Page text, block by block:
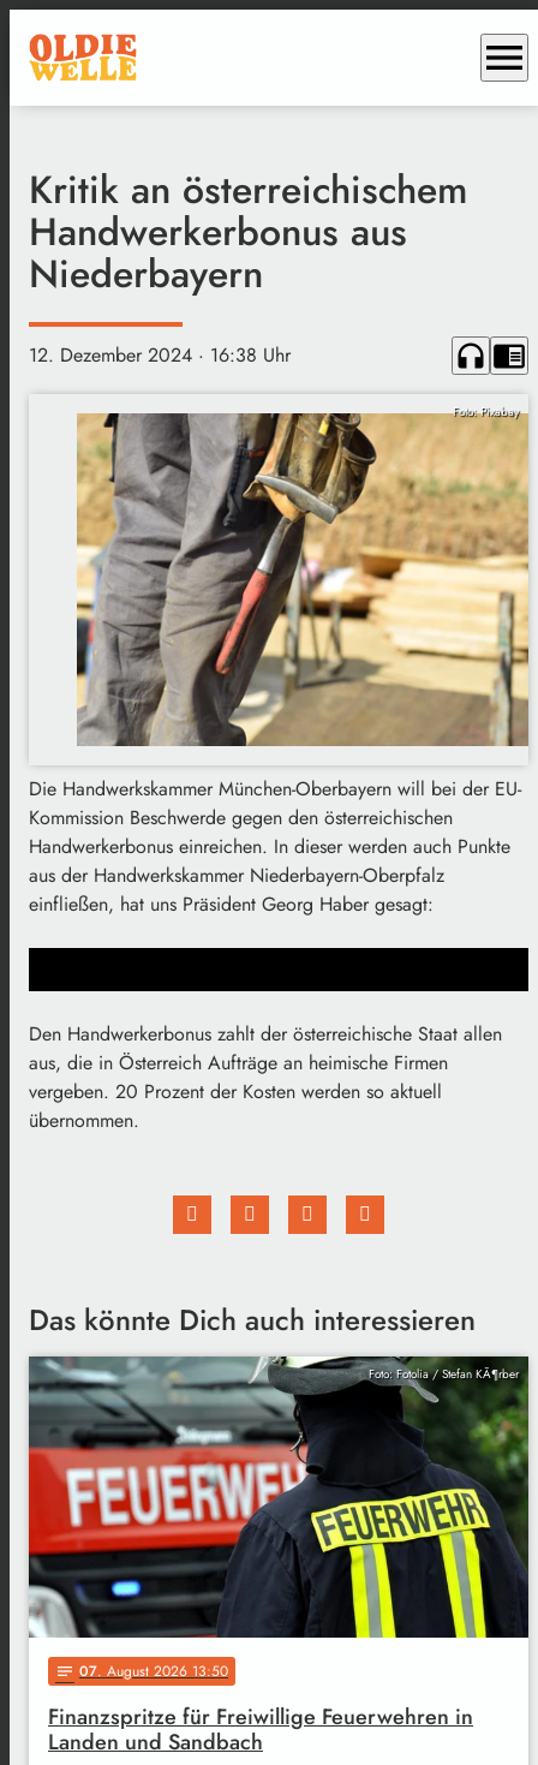
menu
Kritik an österreichischem
Handwerkerbonus aus
Niederbayern
12. Dezember 2024 · 16:38 Uhr headphones chrome_reader_mode
Foto: Pixabay
Die Handwerkskammer München-Oberbayern will bei der EU-
Kommission Beschwerde gegen den österreichischen
Handwerkerbonus einreichen. In dieser werden auch Punkte
aus der Handwerkskammer Niederbayern-Oberpfalz
einfließen, hat uns Präsident Georg Haber gesagt:
Den Handwerkerbonus zahlt der österreichische Staat allen
aus, die in Österreich Aufträge an heimische Firmen
vergeben. 20 Prozent der Kosten werden so aktuell
übernommen.
Das könnte Dich auch interessieren
Foto: Fotolia / Stefan KÃ¶rber
notes 07. August 2026 13:50
Finanzspritze für Freiwillige Feuerwehren in
Landen und Sandbach